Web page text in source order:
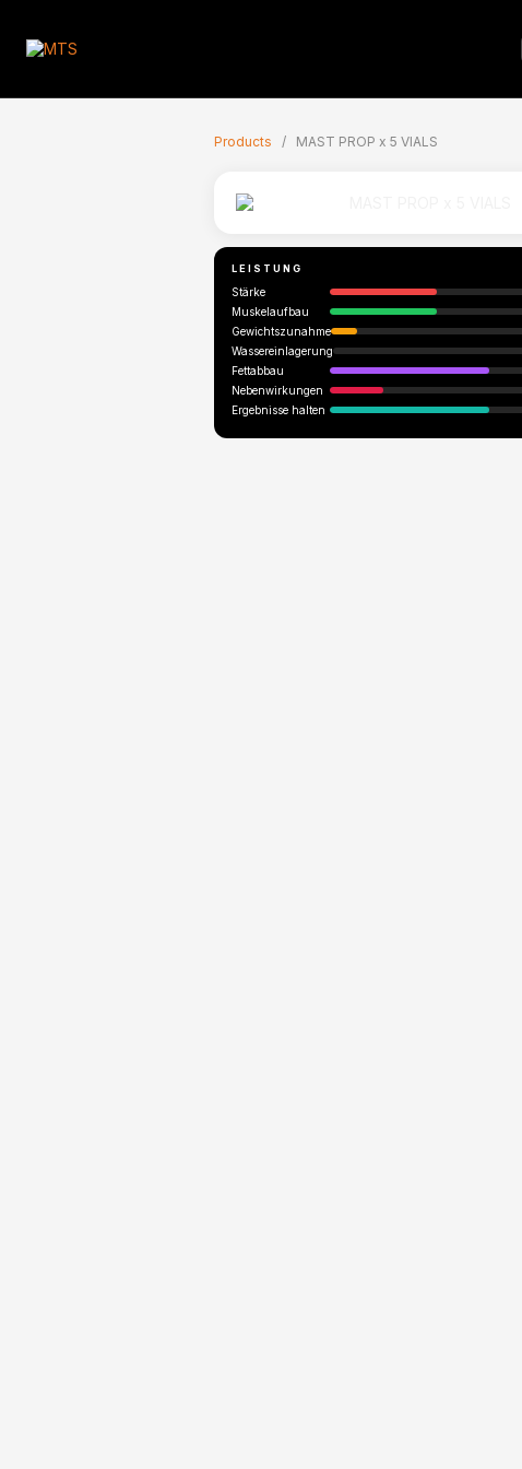
Products / MAST PROP x 5 VIALS
LEISTUNG
Stärke
Muskelaufbau
Gewichtszunahme
Wassereinlagerung
Fettabbau
Nebenwirkungen
Ergebnisse halten